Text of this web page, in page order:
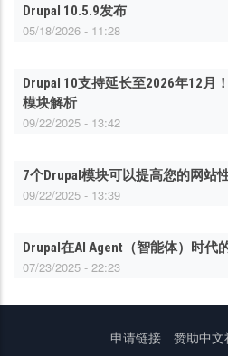
Drupal 10.5.9发布
05/18/2026 - 11:28
Drupal 10支持延长至2026年12月
模块解析
09/22/2025 - 13:42
7个Drupal模块可以提高您的网站
09/22/2025 - 13:39
Drupal在AI Agent（智能体）时代
07/23/2025 - 22:23
申请链接 赞助中文